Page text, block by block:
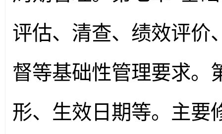
评估、清查、绩效评价
督等基础性管理要求。
形、生效日期等。主要